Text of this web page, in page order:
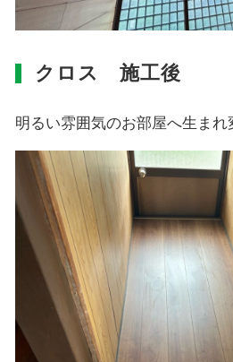
クロス 施工後
明るい雰囲気のお部屋へ生まれ